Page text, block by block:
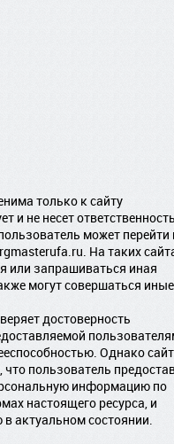
только к сайту
и не несет
может перейти
На таких
или запрашиваться иная
могут совершаться иные
достоверность
Однако сайт
пользователь
информацию по
настоящего ресурса, и
актуальном состоянии.